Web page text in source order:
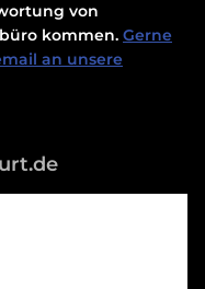
von
kommen. Gerne
an unsere